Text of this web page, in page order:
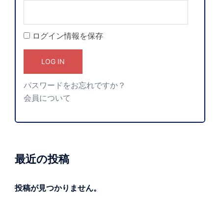
ログイン情報を保存
パスワードをお忘れですか？
会員について
最近の投稿
投稿が見つかりません。